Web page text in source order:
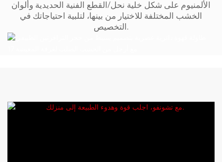
الألمنيوم على شكل خلية نحل/القطع الفنية الحديدية وألوان
الخشب المختلفة للاختيار من بينها، لتلبية احتياجاتك في
التخصيص.